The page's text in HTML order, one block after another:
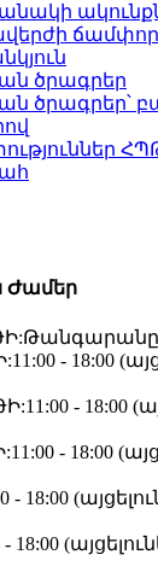
ծրագրեր
ծրագրեր՝
Ժամեր
11:00 - 18:00
11:00 - 18:00
11:00 - 18:00
- 18:00
- 18:00